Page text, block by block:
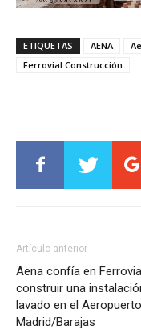
ETIQUETAS AENA
Ferrovial Construcción
Artículo anterior
Aena confía en
construir una
lavado en el Aeropuerto
Madrid/Barajas